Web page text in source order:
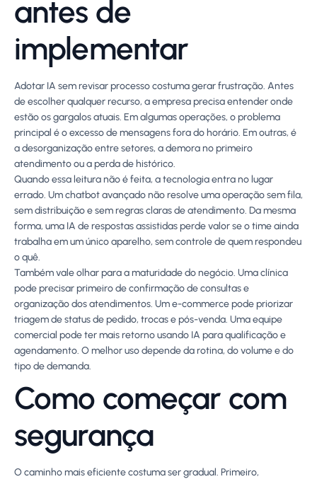
antes de
implementar
Adotar IA sem revisar processo costuma gerar frustração. Antes
de escolher qualquer recurso, a empresa precisa entender onde
estão os gargalos atuais. Em algumas operações, o problema
principal é o excesso de mensagens fora do horário. Em outras, é
a desorganização entre setores, a demora no primeiro
atendimento ou a perda de histórico.
Quando essa leitura não é feita, a tecnologia entra no lugar
errado. Um chatbot avançado não resolve uma operação sem fila,
sem distribuição e sem regras claras de atendimento. Da mesma
forma, uma IA de respostas assistidas perde valor se o time ainda
trabalha em um único aparelho, sem controle de quem respondeu
o quê.
Também vale olhar para a maturidade do negócio. Uma clínica
pode precisar primeiro de confirmação de consultas e
organização dos atendimentos. Um e-commerce pode priorizar
triagem de status de pedido, trocas e pós-venda. Uma equipe
comercial pode ter mais retorno usando IA para qualificação e
agendamento. O melhor uso depende da rotina, do volume e do
tipo de demanda.
Como começar com
segurança
O caminho mais eficiente costuma ser gradual. Primeiro,